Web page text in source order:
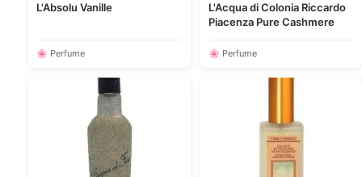
L'Absolu Vanille
🌸 Perfume
L'Acqua di Colonia Riccardo
Piacenza Pure Cashmere
🌸 Perfume